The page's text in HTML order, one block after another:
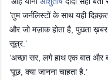
’तुम जर्नलिस्टों के साथ यही
और जो मज़ाक होता है, पुख़्ता ख़बर
सूत्र.’
’अच्छा सर, लगे हाथ एक बात और
‘पूछ, क्या जानना चाहता है.’